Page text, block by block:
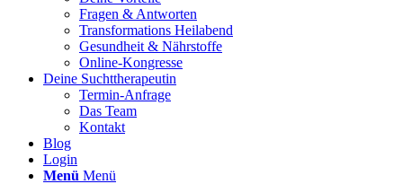
Fragen & Antworten
Transformations Heilabend
Gesundheit & Nährstoffe
Online-Kongresse
Deine Suchttherapeutin
Termin-Anfrage
Das Team
Kontakt
Blog
Login
Menü Menü